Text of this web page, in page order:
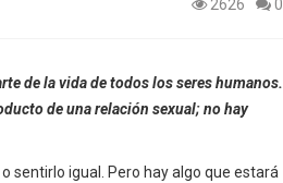
2626 0
de la vida de todos los seres humanos.
de una relación sexual; no hay
sentirlo igual. Pero hay algo que estará